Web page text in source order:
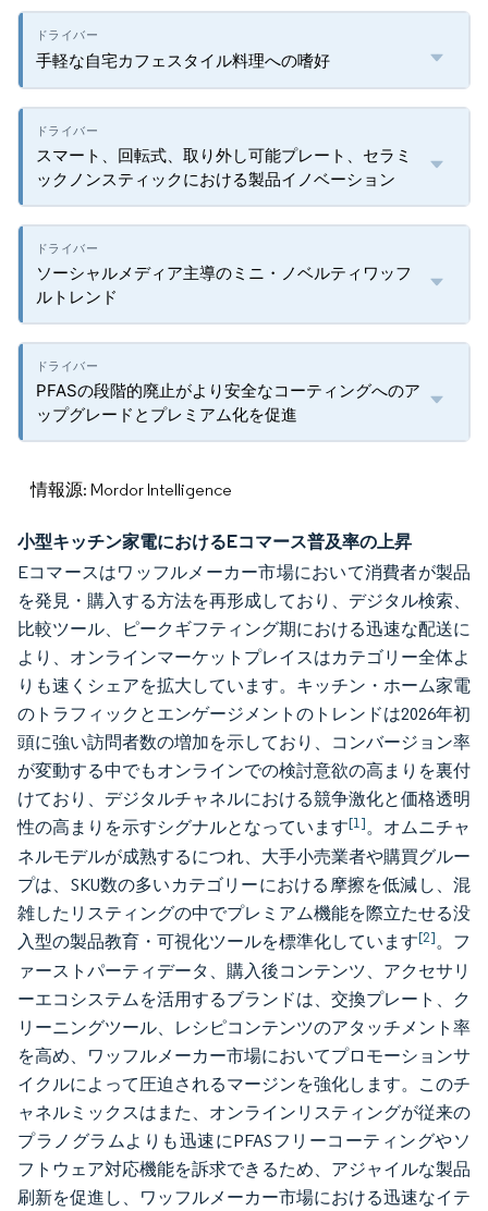
手軽な自宅カフェスタイル料理への嗜好
スマート、回転式、取り外し可能プレート、セラミ
ックノンスティックにおける製品イノベーション
ソーシャルメディア主導のミニ・ノベルティワッフ
ルトレンド
PFASの段階的廃止がより安全なコーティングへのア
ップグレードとプレミアム化を促進
情報源: Mordor Intelligence
小型キッチン家電におけるEコマース普及率の上昇
Eコマースはワッフルメーカー市場において消費者が製品
を発見・購入する方法を再形成しており、デジタル検索、
比較ツール、ピークギフティング期における迅速な配送に
より、オンラインマーケットプレイスはカテゴリー全体よ
りも速くシェアを拡大しています。キッチン・ホーム家電
のトラフィックとエンゲージメントのトレンドは2026年初
頭に強い訪問者数の増加を示しており、コンバージョン率
が変動する中でもオンラインでの検討意欲の高まりを裏付
けており、デジタルチャネルにおける競争激化と価格透明
性の高まりを示すシグナルとなっています[1]。オムニチャ
ネルモデルが成熟するにつれ、大手小売業者や購買グルー
プは、SKU数の多いカテゴリーにおける摩擦を低減し、混
雑したリスティングの中でプレミアム機能を際立たせる没
入型の製品教育・可視化ツールを標準化しています[2]。フ
ァーストパーティデータ、購入後コンテンツ、アクセサリ
ーエコシステムを活用するブランドは、交換プレート、ク
リーニングツール、レシピコンテンツのアタッチメント率
を高め、ワッフルメーカー市場においてプロモーションサ
イクルによって圧迫されるマージンを強化します。このチ
ャネルミックスはまた、オンラインリスティングが従来の
プラノグラムよりも迅速にPFASフリーコーティングやソ
フトウェア対応機能を訴求できるため、アジャイルな製品
刷新を促進し、ワッフルメーカー市場における迅速なイテ